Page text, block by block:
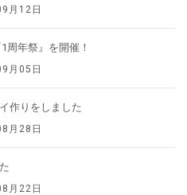
月12日
周年祭』を開催！
月05日
作りをしました
月28日
月22日